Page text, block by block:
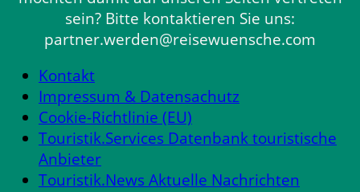
sein? Bitte kontaktieren Sie uns:
partner.werden@reisewuensche.com
Kontakt
Impressum & Datensachutz
Cookie-Richtlinie (EU)
Touristik.Services Datenbank touristische
Anbieter
Touristik.News Aktuelle Nachrichten